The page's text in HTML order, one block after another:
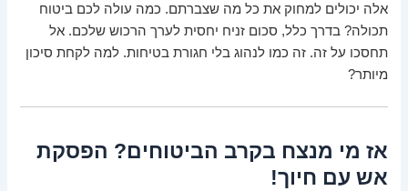
אלה יכולים למחוק את כל מה שצברתם. כמה עולה לכם ביטוח
תכולה? בדרך כלל, סכום זניח יחסית לערך הרכוש שלכם. אל
תחסכו על זה. זה כמו לנהוג בלי חגורת בטיחות. למה לקחת סיכון
מיותר?
אז מי מנצח בקרב הביטוחים? הפסקת
אש עם חיוך!